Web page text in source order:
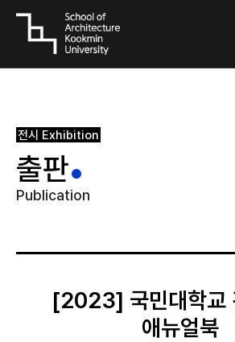
전시 Exhibition
출판
Publication
[2023] 국민대학교
애뉴얼북